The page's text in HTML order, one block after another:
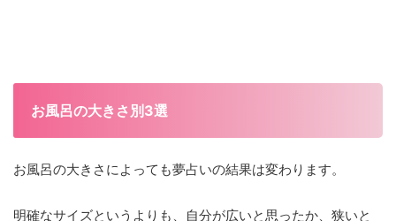
お風呂の大きさ別3選
お風呂の大きさによっても夢占いの結果は変わります。
明確なサイズというよりも、自分が広いと思ったか、狭いと